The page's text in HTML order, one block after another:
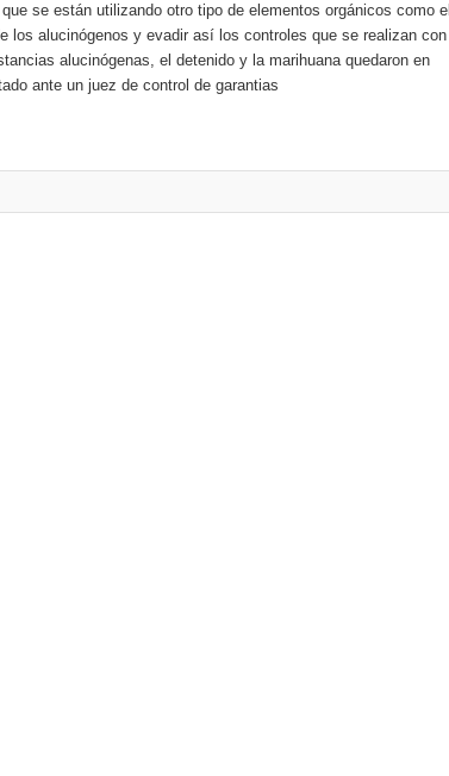
se están utilizando otro tipo de elementos orgánicos como el
los alucinógenos y evadir así los controles que se realizan con
alucinógenas, el detenido y la marihuana quedaron en
ante un juez de control de garantias